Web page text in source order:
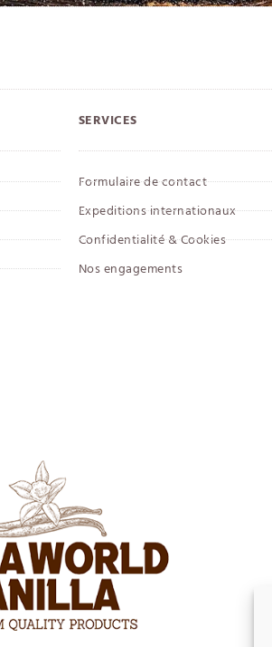
SERVICES
Formulaire de contact
Expeditions internationaux
Confidentialité & Cookies
Nos engagements